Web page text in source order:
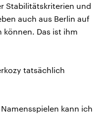
Stabilitätskriterien und
auch aus Berlin auf
können. Das ist ihm
tatsächlich
kann ich